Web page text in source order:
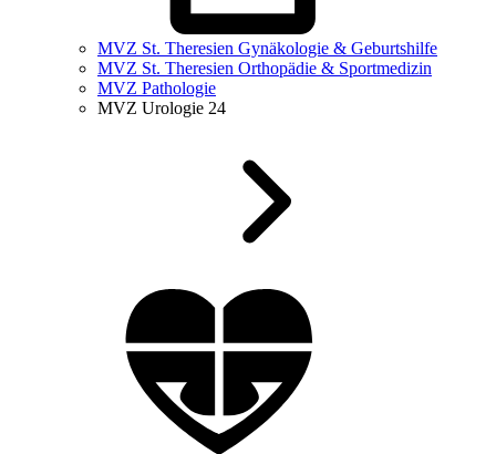
MVZ St. Theresien Gynäkologie & Geburtshilfe
MVZ St. Theresien Orthopädie & Sportmedizin
MVZ Pathologie
MVZ Urologie 24